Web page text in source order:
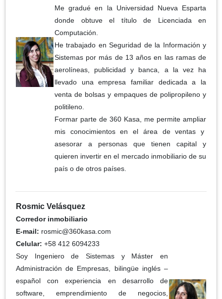
Me gradué en la Universidad Nueva Esparta
donde obtuve el título de Licenciada en
Computación.
He trabajado en Seguridad de la Información y
Sistemas por más de 13 años en las ramas de
aerolíneas, publicidad y banca, a la vez ha
llevado una empresa familiar dedicada a la
venta de bolsas y empaques de polipropileno y
politileno.
Formar parte de 360 Kasa, me permite ampliar
mis conocimientos en el área de ventas y
asesorar a personas que tienen capital y
quieren invertir en el mercado inmobiliario de su
país o de otros países.
Rosmic Velásquez
Corredor inmobiliario
E-mail: rosmic@360kasa.com
Celular: +58 412 6094233
Soy Ingeniero de Sistemas y Máster en
Administración de Empresas, bilingüe inglés –
español con experiencia en desarrollo de
software, emprendimiento de negocios,